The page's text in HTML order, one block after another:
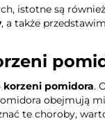
istotne są
, a także
korzeni pomidora.
obejmują
te choroby,